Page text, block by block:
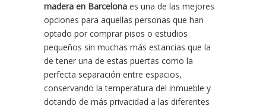
madera en Barcelona es una de las mejores
opciones para aquellas personas que han
optado por comprar pisos o estudios
pequeños sin muchas más estancias que la
de tener una de estas puertas como la
perfecta separación entre espacios,
conservando la temperatura del inmueble y
dotando de más privacidad a las diferentes